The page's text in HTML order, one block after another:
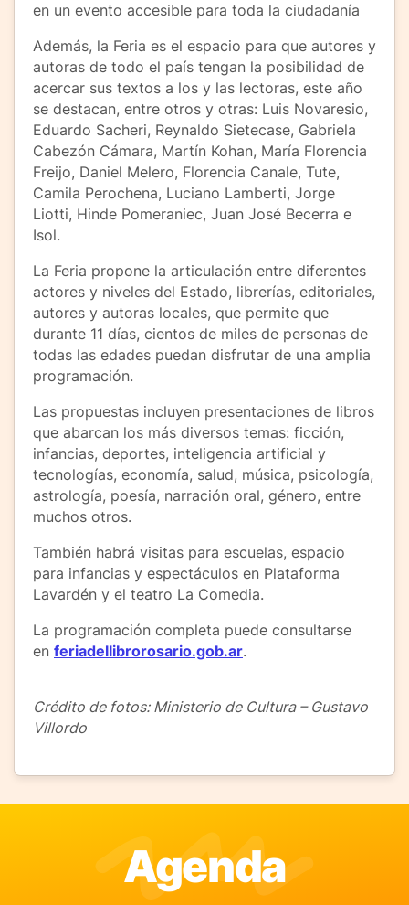
en un evento accesible para toda la ciudadanía
Además, la Feria es el espacio para que autores y
autoras de todo el país tengan la posibilidad de
acercar sus textos a los y las lectoras, este año
se destacan, entre otros y otras: Luis Novaresio,
Eduardo Sacheri, Reynaldo Sietecase, Gabriela
Cabezón Cámara, Martín Kohan, María Florencia
Freijo, Daniel Melero, Florencia Canale, Tute,
Camila Perochena, Luciano Lamberti, Jorge
Liotti, Hinde Pomeraniec, Juan José Becerra e
Isol.
La Feria propone la articulación entre diferentes
actores y niveles del Estado, librerías, editoriales,
autores y autoras locales, que permite que
durante 11 días, cientos de miles de personas de
todas las edades puedan disfrutar de una amplia
programación.
Las propuestas incluyen presentaciones de libros
que abarcan los más diversos temas: ficción,
infancias, deportes, inteligencia artificial y
tecnologías, economía, salud, música, psicología,
astrología, poesía, narración oral, género, entre
muchos otros.
También habrá visitas para escuelas, espacio
para infancias y espectáculos en Plataforma
Lavardén y el teatro La Comedia.
La programación completa puede consultarse
en feriadellibrorosario.gob.ar.
Crédito de fotos: Ministerio de Cultura – Gustavo
Villordo
Agenda